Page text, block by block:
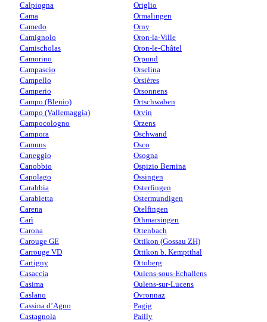
Calpiogna
Cama
Camedo
Camignolo
Camischolas
Camorino
Campascio
Campello
Camperio
Campo (Blenio)
Campo (Vallemaggia)
Campocologno
Campora
Camuns
Caneggio
Canobbio
Capolago
Carabbia
Carabietta
Carena
Carì
Carona
Carouge GE
Carrouge VD
Cartigny
Casaccia
Casima
Caslano
Cassina d’Agno
Castagnola
Origlio
Ormalingen
Orny
Oron-la-Ville
Oron-le-Châtel
Orpund
Orselina
Orsières
Orsonnens
Ortschwaben
Orvin
Orzens
Oschwand
Osco
Osogna
Ospizio Bernina
Ossingen
Osterfingen
Ostermundigen
Otelfingen
Othmarsingen
Ottenbach
Ottikon (Gossau ZH)
Ottikon b. Kemptthal
Ottoberg
Oulens-sous-Echallens
Oulens-sur-Lucens
Ovronnaz
Pagig
Pailly